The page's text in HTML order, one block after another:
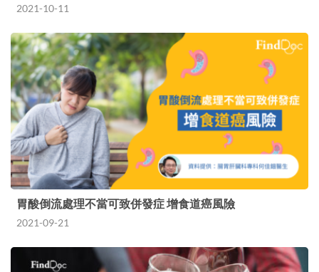
2021-10-11
胃酸倒流處理不當可致併發症 增食道癌風險
2021-09-21